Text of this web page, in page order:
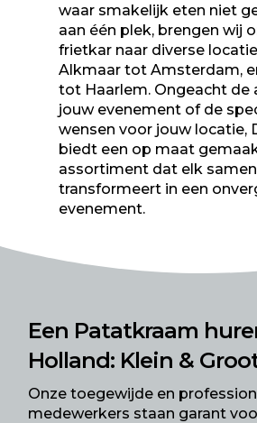
waar smakelijk eten niet
aan één plek, brengen wij
frietkar naar diverse
Alkmaar tot Amsterdam,
tot Haarlem. Ongeacht de
jouw evenement of de
wensen voor jouw locatie,
biedt een op maat
assortiment dat elk
transformeert in een
evenement.
Een Patatkraam
Holland: Klein &
Onze toegewijde en
medewerkers staan garant